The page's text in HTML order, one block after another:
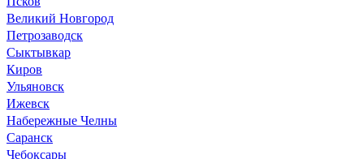
Великий Новгород
Петрозаводск
Сыктывкар
Киров
Ульяновск
Ижевск
Набережные Челны
Саранск
Чебоксары